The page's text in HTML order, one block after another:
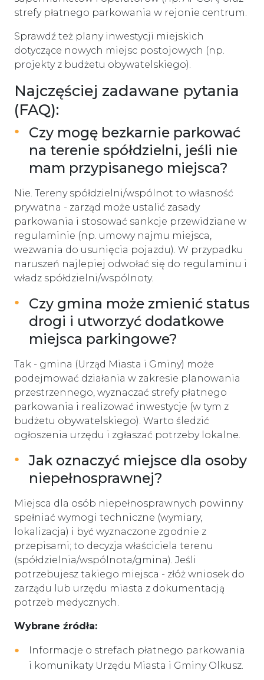
strefy płatnego parkowania w rejonie centrum.
Sprawdź też plany inwestycji miejskich
dotyczące nowych miejsc postojowych (np.
projekty z budżetu obywatelskiego).
Najczęściej zadawane pytania
(FAQ):
Czy mogę bezkarnie parkować
na terenie spółdzielni, jeśli nie
mam przypisanego miejsca?
Nie. Tereny spółdzielni/wspólnot to własność
prywatna - zarząd może ustalić zasady
parkowania i stosować sankcje przewidziane w
regulaminie (np. umowy najmu miejsca,
wezwania do usunięcia pojazdu). W przypadku
naruszeń najlepiej odwołać się do regulaminu i
władz spółdzielni/wspólnoty.
Czy gmina może zmienić status
drogi i utworzyć dodatkowe
miejsca parkingowe?
Tak - gmina (Urząd Miasta i Gminy) może
podejmować działania w zakresie planowania
przestrzennego, wyznaczać strefy płatnego
parkowania i realizować inwestycje (w tym z
budżetu obywatelskiego). Warto śledzić
ogłoszenia urzędu i zgłaszać potrzeby lokalne.
Jak oznaczyć miejsce dla osoby
niepełnosprawnej?
Miejsca dla osób niepełnosprawnych powinny
spełniać wymogi techniczne (wymiary,
lokalizacja) i być wyznaczone zgodnie z
przepisami; to decyzja właściciela terenu
(spółdzielnia/wspólnota/gmina). Jeśli
potrzebujesz takiego miejsca - złóż wniosek do
zarządu lub urzędu miasta z dokumentacją
potrzeb medycznych.
Wybrane źródła:
Informacje o strefach płatnego parkowania
i komunikaty Urzędu Miasta i Gminy Olkusz.